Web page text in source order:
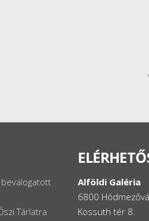
•
Tárlatra
Alföldi Galéria
6800
Kossuth tér 8.